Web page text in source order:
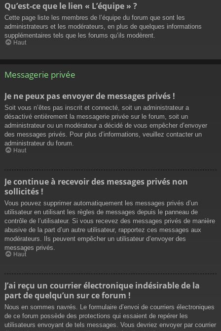
Qu’est-ce que le lien « L’équipe » ?
Cette page liste les membres de l’équipe du forum que sont les
administrateurs et les modérateurs, en plus de quelques informations
supplémentaires tels que les forums qu’ils modèrent.
Haut
Messagerie privée
Je ne peux pas envoyer de messages privés !
Soit vous n’êtes pas inscrit et connecté, soit un administrateur a
désactivé entièrement la messagerie privée sur le forum, soit un
administrateur ou un modérateur a décidé de vous empêcher d’envoyer
des messages privés. Pour plus d’informations, veuillez contacter un
administrateur du forum.
Haut
Je continue à recevoir des messages privés non
sollicités !
Vous pouvez supprimer automatiquement les messages privés d’un
utilisateur en utilisant les règles de messages depuis le panneau de
contrôle de l’utilisateur. Si vous recevez des messages privés de manière
abusive de la part d’un autre utilisateur, rapportez ces messages aux
modérateurs. Ils peuvent empêcher un utilisateur d’envoyer des
messages privés.
Haut
J’ai reçu un courrier électronique indésirable de la
part de quelqu’un sur ce forum !
Nous en sommes navrés. Le formulaire d’envoi de courriers électroniques
de ce forum possède des protections qui essaient de repérer les
utilisateurs envoyant de tels messages. Vous devriez envoyer par courrier